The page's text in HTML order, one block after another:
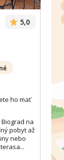
5,0
ho mať
na
pobyt až
nebo